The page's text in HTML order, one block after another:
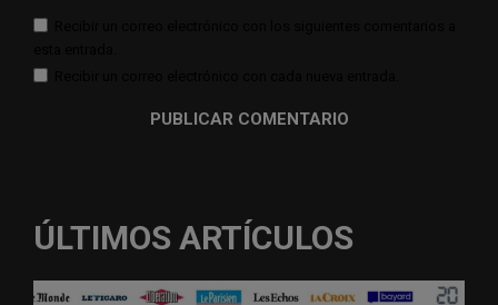
ÚLTIMOS ARTÍCULOS